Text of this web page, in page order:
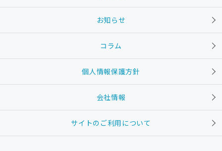
お知らせ
コラム
個人情報保護方針
会社情報
サイトのご利用について